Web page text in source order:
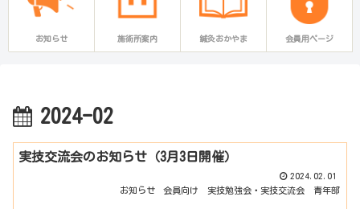
お知らせ 施術所案内 鍼灸おかやま 会員用ページ
2024-02
実技交流会のお知らせ（3月3日開催）
2024.02.01
お知らせ
会員向け 実技勉強会・実技交流会 青年部